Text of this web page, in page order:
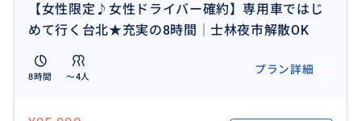
～～～お気軽にお問い合わせください。～～～
【女性限定♪女性ドライバー確約】専用車ではじ
めて行く台北★充実の8時間│士林夜市解散OK
8時間 〜4人
プラン詳細